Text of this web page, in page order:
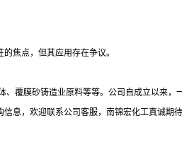
焦点，但其应用存在争议。
覆膜砂铸造业原料等等。公司自成立以来
息，欢迎联系公司客服，南锦宏化工真诚期待